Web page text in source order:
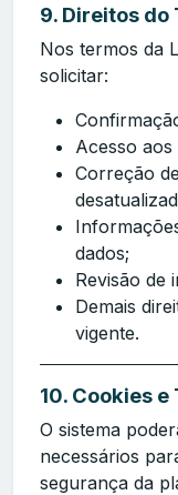
9. Direitos do
Nos termos da
solicitar:
Acesso aos
Correção
dados;
Revisão de
Demais
vigente.
10. Cookies
O sistema
necessários
segurança da